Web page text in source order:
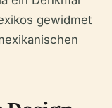
gewidmet